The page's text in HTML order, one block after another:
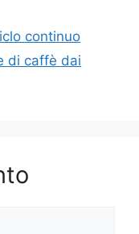
continuo
di caffè dai